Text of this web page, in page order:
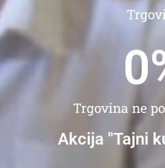
Trgovina ne
0
Akcija "Tajni